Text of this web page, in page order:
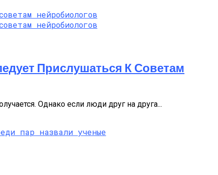
Прислушаться К Советам
Однако если люди друг на друга...